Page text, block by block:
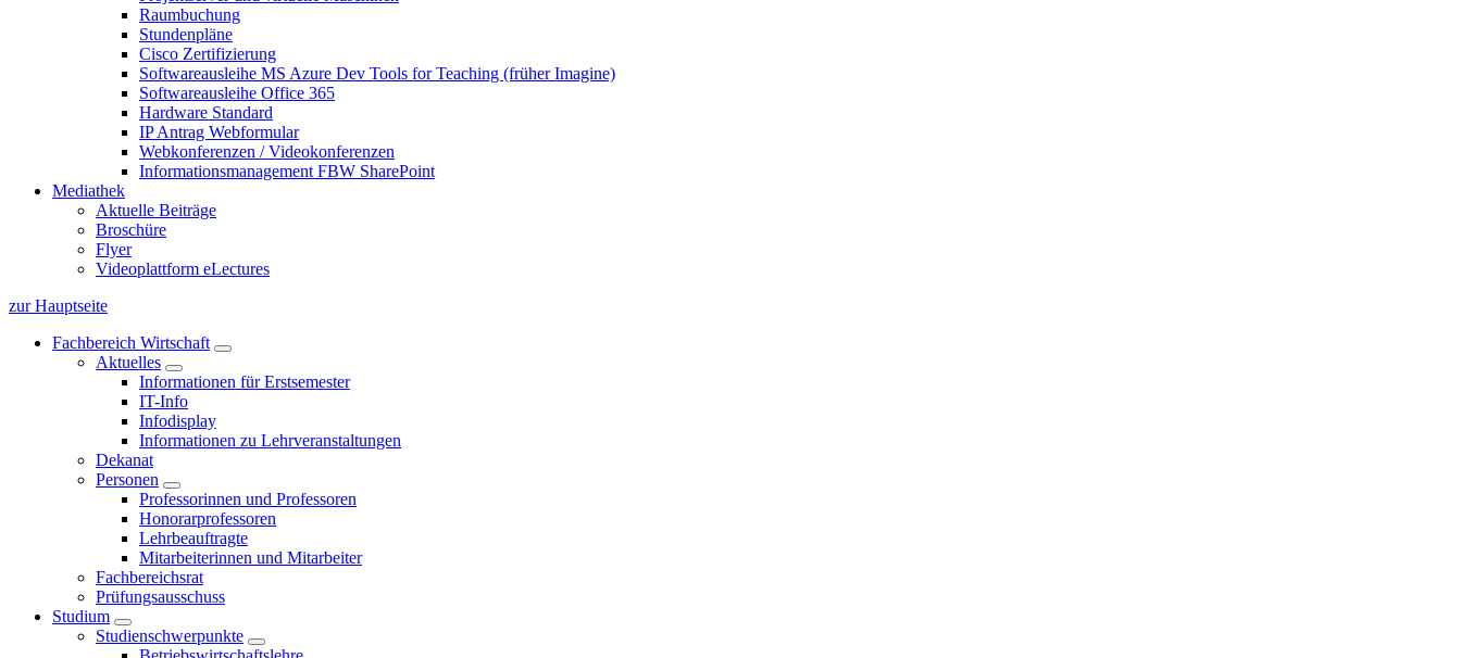
Raumbuchung
Stundenpläne
Cisco Zertifizierung
Softwareausleihe MS Azure Dev Tools for Teaching (früher Imagine)
Softwareausleihe Office 365
Hardware Standard
IP Antrag Webformular
Webkonferenzen / Videokonferenzen
Informationsmanagement FBW SharePoint
Mediathek
Aktuelle Beiträge
Broschüre
Flyer
Videoplattform eLectures
zur Hauptseite
Fachbereich Wirtschaft
Aktuelles
Informationen für Erstsemester
IT-Info
Infodisplay
Informationen zu Lehrveranstaltungen
Dekanat
Personen
Professorinnen und Professoren
Honorarprofessoren
Lehrbeauftragte
Mitarbeiterinnen und Mitarbeiter
Fachbereichsrat
Prüfungsausschuss
Studium
Studienschwerpunkte